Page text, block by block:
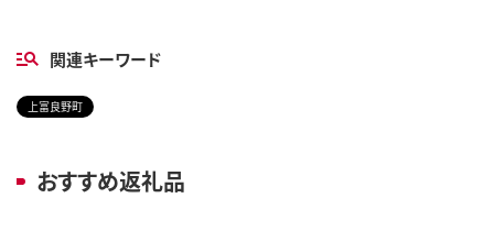
関連キーワード
上富良野町
おすすめ返礼品